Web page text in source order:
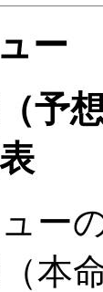
ー
予
ー
本